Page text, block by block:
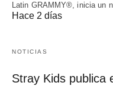
Latin GRAMMY®, inicia un
Hace 2 días
NOTICIAS
Stray Kids publica